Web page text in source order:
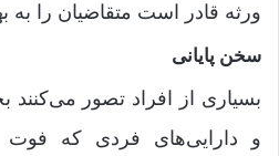
ورثه قادر است متقاضیان را به
سخن پایانی
بسیاری از افراد تصور می‌کنند
و دارایی‌های فردی که